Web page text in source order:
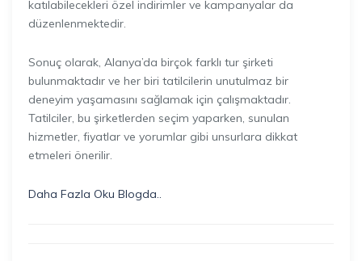
katılabilecekleri özel indirimler ve kampanyalar da
düzenlenmektedir.
Sonuç olarak, Alanya’da birçok farklı tur şirketi
bulunmaktadır ve her biri tatilcilerin unutulmaz bir
deneyim yaşamasını sağlamak için çalışmaktadır.
Tatilciler, bu şirketlerden seçim yaparken, sunulan
hizmetler, fiyatlar ve yorumlar gibi unsurlara dikkat
etmeleri önerilir.
Daha Fazla Oku Blogda..